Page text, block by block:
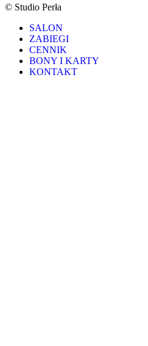
© Studio Perła
SALON
ZABIEGI
CENNIK
BONY I KARTY
KONTAKT